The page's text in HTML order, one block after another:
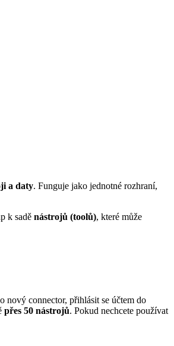
a daty. Funguje jako jednotné rozhraní,
k sadě nástrojů (toolů), které může
nový connector, přihlásit se účtem do
přes 50 nástrojů. Pokud nechcete používat